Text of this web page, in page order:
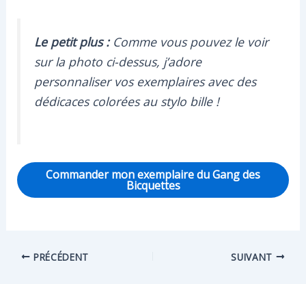
Le petit plus :Comme vous pouvez le voir
sur la photo ci-dessus, j’adore
personnaliser vos exemplaires avec des
dédicaces colorées au stylo bille !
Commander mon exemplaire du Gang des
Bicquettes
PRÉCÉDENT SUIVANT